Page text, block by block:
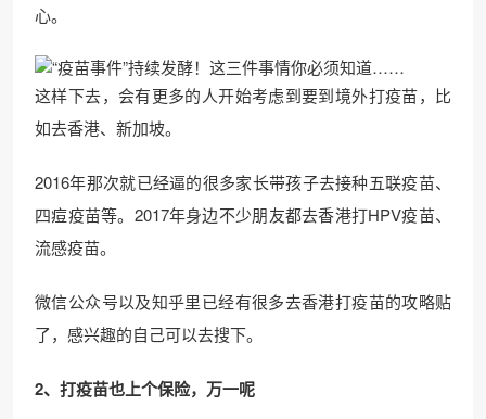
心。
这样下去，会有更多的人开始考虑到要到境外打疫苗，比
如去香港、新加坡。
2016年那次就已经逼的很多家长带孩子去接种五联疫苗、
四痘疫苗等。2017年身边不少朋友都去香港打HPV疫苗、
流感疫苗。
微信公众号以及知乎里已经有很多去香港打疫苗的攻略贴
了，感兴趣的自己可以去搜下。
2、打疫苗也上个保险，万一呢